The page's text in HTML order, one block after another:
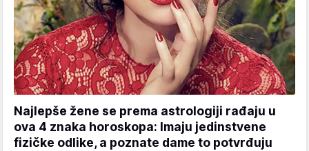
Najlepše žene se prema astrologiji rađaju u
ova 4 znaka horoskopa: Imaju jedinstvene
fizičke odlike, a poznate dame to potvrđuju